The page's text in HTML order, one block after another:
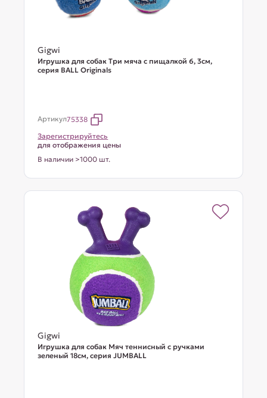
Gigwi
Игрушка для собак Три мяча с пищалкой 6, 3см,
серия BALL Originals
Артикул75338
Зарегистрируйтесь
для отображения цены
В наличии >1000 шт.
Gigwi
Игрушка для собак Мяч теннисный c ручками
зеленый 18см, серия JUMBALL